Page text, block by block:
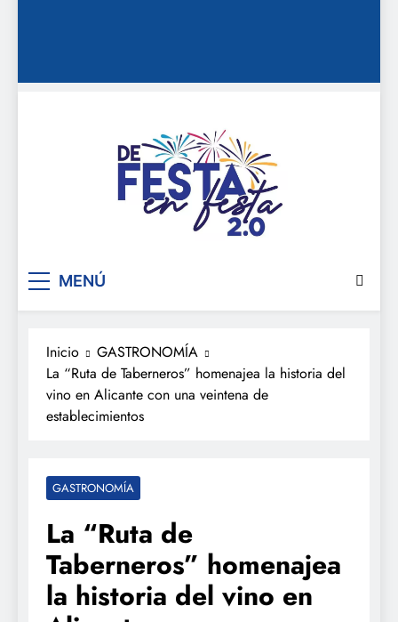
De festa en festa 2.0
MENÚ
Inicio
GASTRONOMÍA
La “Ruta de Taberneros” homenajea la historia del
vino en Alicante con una veintena de
establecimientos
GASTRONOMÍA
La “Ruta de
Taberneros” homenajea
la historia del vino en